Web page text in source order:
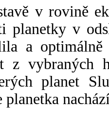
v rovině
planetky v
a
z vybraných
planet
planetka